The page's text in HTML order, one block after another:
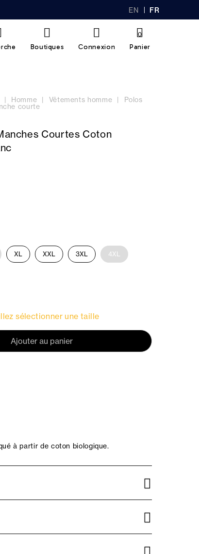
EN FR
Boutiques Connexion Panier
0
Homme Vêtements homme Polos
courte
Courtes Coton
XL XXL 3XL 4XL
sélectionner une taille
Ajouter au panier
à partir de coton biologique.